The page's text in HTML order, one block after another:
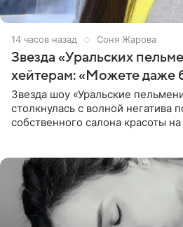
14 часов назад Соня Жарова
Звезда «Уральских
хейтерам: «Можете даже
Звезда шоу «Уральские
столкнулась с волной негатива
собственного салона красоты